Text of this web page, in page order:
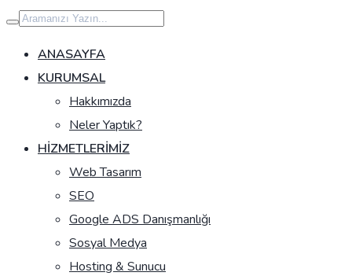
İçeriğe
geç
ANASAYFA
KURUMSAL
Hakkımızda
Neler Yaptık?
HIZMETLERIMIZ
Web Tasarım
SEO
Google ADS Danışmanlığı
Sosyal Medya
Hosting & Sunucu